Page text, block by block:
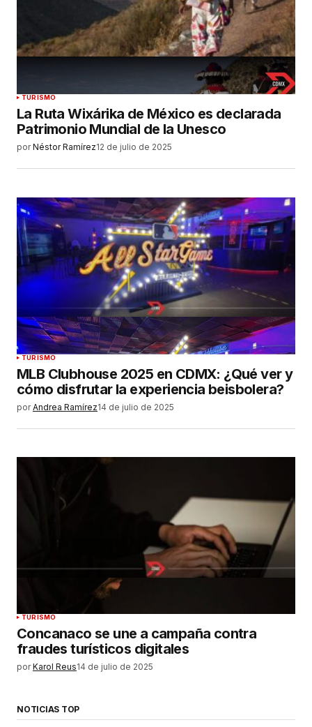
TURISMO
La Ruta Wixárika de México es declarada
Patrimonio Mundial de la Unesco
por Néstor Ramírez12 de julio de 2025
TURISMO
MLB Clubhouse 2025 en CDMX: ¿Qué ver y
cómo disfrutar la experiencia beisbolera?
por Andrea Ramírez14 de julio de 2025
TURISMO
Concanaco se une a campaña contra
fraudes turísticos digitales
por Karol Reus14 de julio de 2025
NOTICIAS TOP